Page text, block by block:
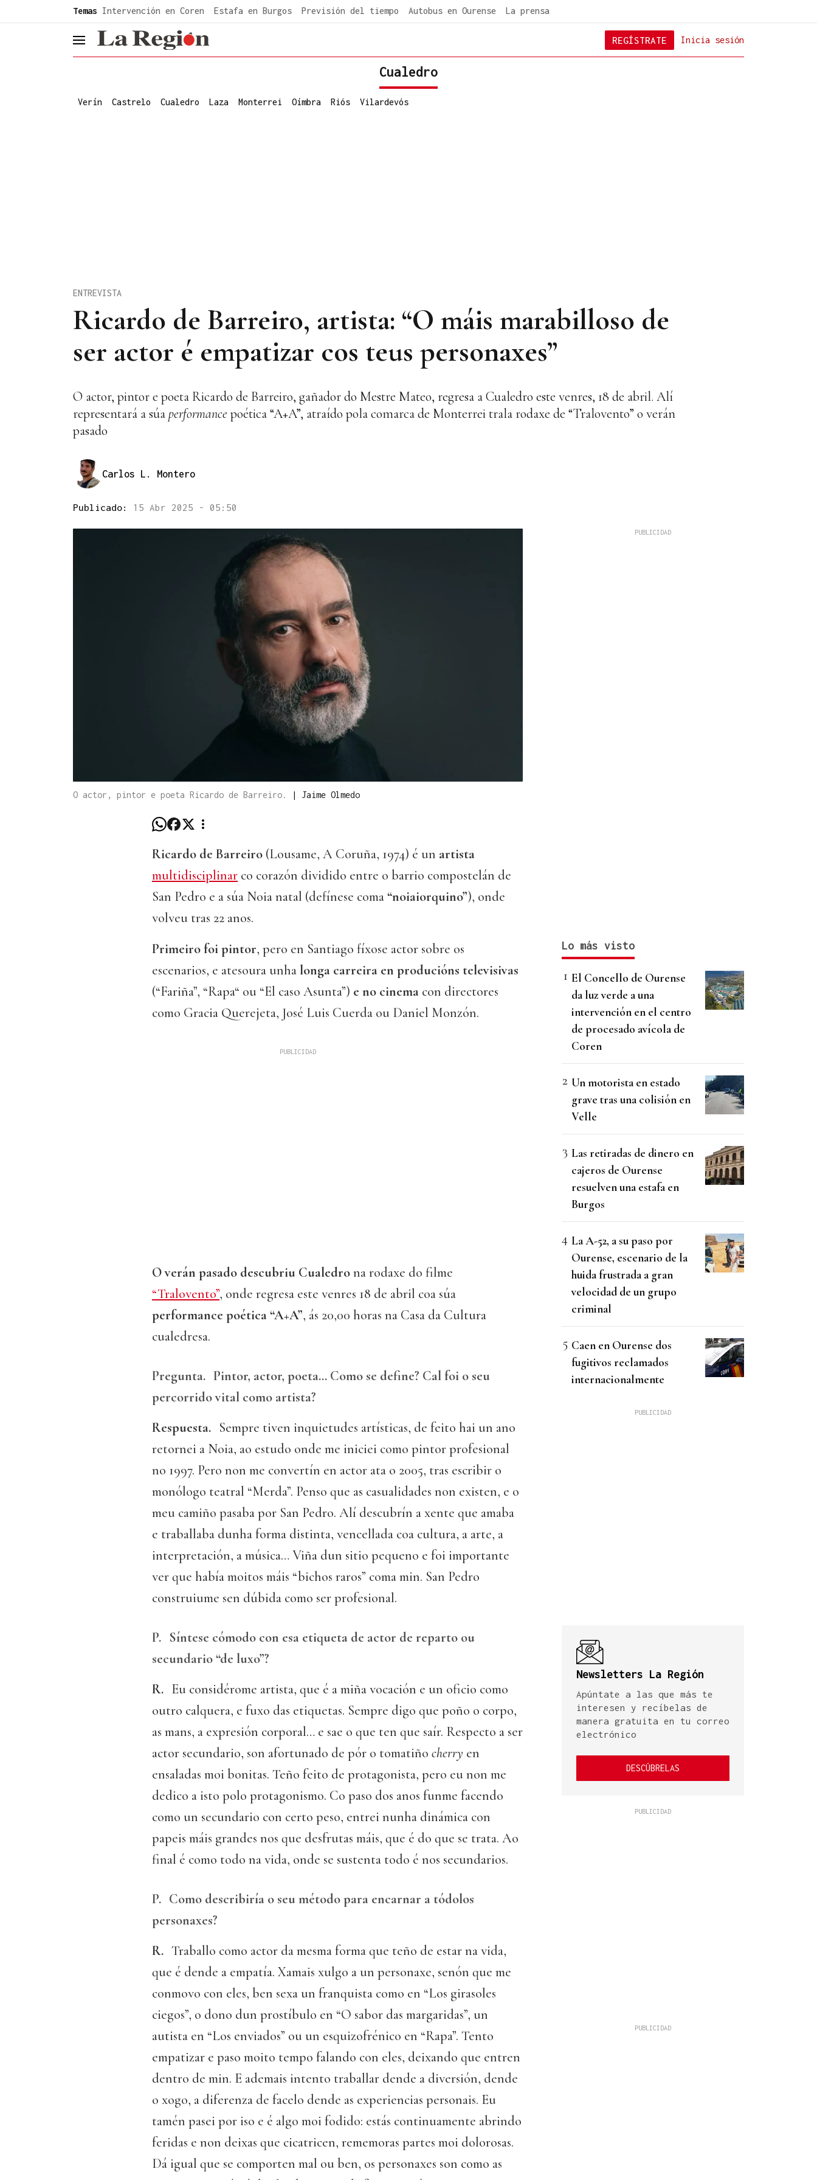
Temas Intervención en Coren Estafa en Burgos Previsión del tiempo Autobus en Ourense La prensa
header.menu.open Inicia sesión
REGÍSTRATE
Cualedro
Verín Castrelo Cualedro Laza Monterrei Oímbra Riós Vilardevós
Ricardo de Barreiro, artista: “O máis marabilloso de
ser actor é empatizar cos teus personaxes”
ENTREVISTA
O actor, pintor e poeta Ricardo de Barreiro, gañador do Mestre Mateo, regresa a Cualedro este venres, 18 de abril. Alí
representará a súaperformancepoética “A+A”, atraído pola comarca de Monterrei trala rodaxe de “Tralovento” o verán
pasado
Carlos L. Montero
Publicado: 15 Abr 2025 - 05:50
O actor, pintor e poeta Ricardo de Barreiro. | Jaime Olmedo
Ricardo de Barreiro (Lousame, A Coruña, 1974) é un artista
multidisciplinar co corazón dividido entre o barrio compostelán de
San Pedro e a súa Noia natal (defínese coma“noiaiorquino”), onde
volveu tras 22 anos.
Primeiro foi pintor, pero en Santiago fíxose actor sobre os
escenarios, e atesoura unha longa carreira en producións televisivas
(“Fariña”, “Rapa“ ou “El caso Asunta”) e no cinema con directores
como Gracia Querejeta, José Luis Cuerda ou Daniel Monzón.
O verán pasado descubriu Cualedrona rodaxe do filme
“Tralovento”, onde regresa este venres 18 de abril coa súa
performance poética “A+A”, ás 20,00 horas na Casa da Cultura
cualedresa.
Pregunta. Pintor, actor, poeta… Como se define? Cal foi o seu
percorrido vital como artista?
Respuesta. Sempre tiven inquietudes artísticas, de feito hai un ano
retornei a Noia, ao estudo onde me iniciei como pintor profesional
no 1997. Pero non me convertín en actor ata o 2005, tras escribir o
monólogo teatral “Merda”. Penso que as casualidades non existen, e o
meu camiño pasaba por San Pedro. Alí descubrín a xente que amaba
e traballaba dunha forma distinta, vencellada coa cultura, a arte, a
interpretación, a música… Viña dun sitio pequeno e foi importante
ver que había moitos máis “bichos raros” coma min. San Pedro
construiume sen dúbida como ser profesional.
P. Síntese cómodo con esa etiqueta de actor de reparto ou
secundario “de luxo”?
R. Eu considérome artista, que é a miña vocación e un oficio como
outro calquera, e fuxo das etiquetas. Sempre digo que poño o corpo,
as mans, a expresión corporal… e sae o que ten que saír. Respecto a ser
actor secundario, son afortunado de pór o tomatiño cherry en
ensaladas moi bonitas. Teño feito de protagonista, pero eu non me
dedico a isto polo protagonismo. Co paso dos anos funme facendo
como un secundario con certo peso, entrei nunha dinámica con
papeis máis grandes nos que desfrutas máis, que é do que se trata. Ao
final é como todo na vida, onde se sustenta todo é nos secundarios.
P. Como describiría o seu método para encarnar a tódolos
personaxes?
R. Traballo como actor da mesma forma que teño de estar na vida,
que é dende a empatía. Xamais xulgo a un personaxe, senón que me
conmovo con eles, ben sexa un franquista como en “Los girasoles
ciegos”, o dono dun prostíbulo en “O sabor das margaridas”, un
autista en “Los enviados” ou un esquizofrénico en “Rapa”. Tento
empatizar e paso moito tempo falando con eles, deixando que entren
dentro de min. E ademais intento traballar dende a diversión, dende
o xogo, a diferenza de facelo dende as experiencias personais. Eu
tamén pasei por iso e é algo moi fodido: estás continuamente abrindo
feridas e non deixas que cicatricen, rememoras partes moi dolorosas.
Dá igual que se comporten mal ou ben, os personaxes son como as
Lo más visto
El Concello de Ourense
da luz verde a una
intervención en el centro
de procesado avícola de
Coren
Un motorista en estado
grave tras una colisión en
Velle
Las retiradas de dinero en
cajeros de Ourense
resuelven una estafa en
Burgos
La A-52, a su paso por
Ourense, escenario de la
huida frustrada a gran
velocidad de un grupo
criminal
Caen en Ourense dos
fugitivos reclamados
internacionalmente
Newsletters La Región
Apúntate a las que más te
interesen y recíbelas de
manera gratuita en tu correo
electrónico
DESCÚBRELAS